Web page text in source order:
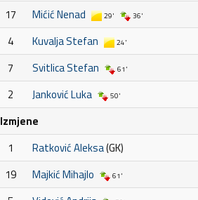
17 Mićić Nenad 29' 36'
4 Kuvalja Stefan 24'
7 Svitlica Stefan 61'
2 Janković Luka 50'
Izmjene
1
Ratković Aleksa(GK)
19
Majkić Mihajlo 61'